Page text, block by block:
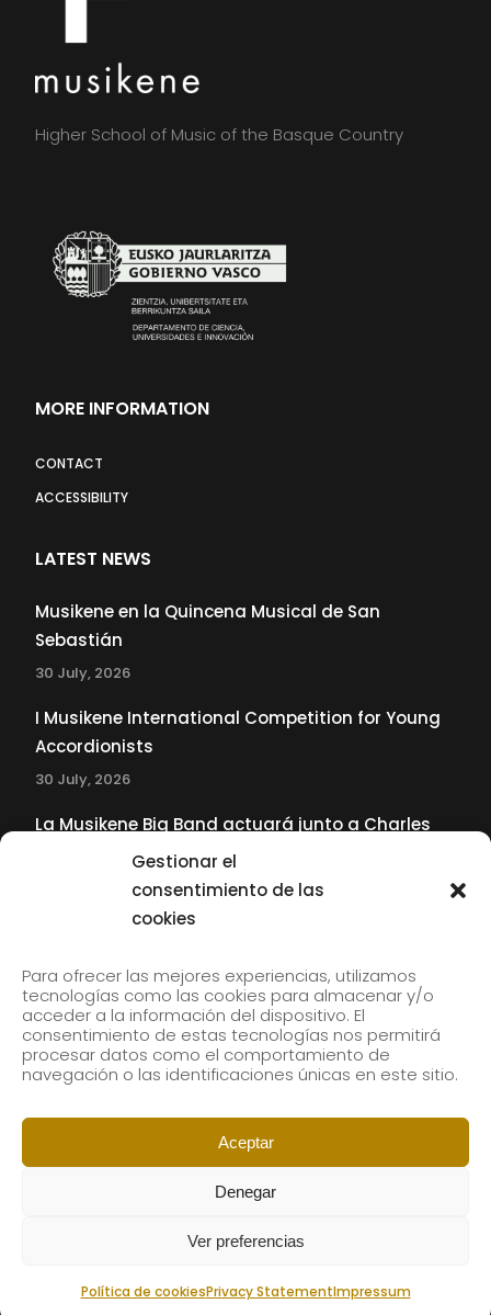
Gestionar el
consentimiento de las
cookies
Para ofrecer las mejores experiencias, utilizamos
tecnologías como las cookies para almacenar y/o
acceder a la información del dispositivo. El
consentimiento de estas tecnologías nos permitirá
procesar datos como el comportamiento de
navegación o las identificaciones únicas en este sitio.
Aceptar
Denegar
Ver preferencias
Política de cookiesPrivacy StatementImpressum
Higher School of Music of the Basque Country
MORE INFORMATION
CONTACT
ACCESSIBILITY
LATEST NEWS
Musikene en la Quincena Musical de San
Sebastián
30 July, 2026
I Musikene International Competition for Young
Accordionists
30 July, 2026
La Musikene Big Band actuará junto a Charles
Tolliver en el 61 Jazzaldia
Subscribe to our newsletter to receive our news by
email.